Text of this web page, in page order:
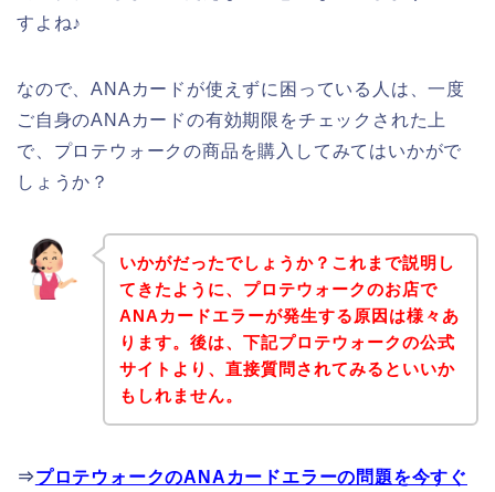
すよね♪
なので、ANAカードが使えずに困っている人は、一度
ご自身のANAカードの有効期限をチェックされた上
で、プロテウォークの商品を購入してみてはいかがで
しょうか？
いかがだったでしょうか？これまで説明し
てきたように、プロテウォークのお店で
ANAカードエラーが発生する原因は様々あ
ります。後は、下記プロテウォークの公式
サイトより、直接質問されてみるといいか
もしれません。
⇒プロテウォークのANAカードエラーの問題を今すぐ